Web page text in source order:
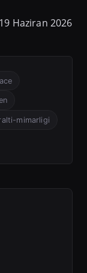
Haziran 2026
mimarligi